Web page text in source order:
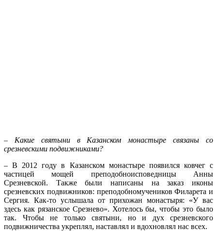
– Какие святыни в Казанском монастыре связаны со
срезневскими подвижниками?
– В 2012 году в Казанском монастыре появился ковчег с
частицей мощей преподобноисповедницы Анны
Срезневской. Также были написаны на заказ иконы
срезневских подвижников: преподобномучеников Филарета и
Сергия. Как-то услышала от прихожан монастыря: «У вас
здесь как рязанское Срезнево». Хотелось бы, чтобы это было
так. Чтобы не только святыни, но и дух срезневского
подвижничества укреплял, наставлял и вдохновлял нас всех.